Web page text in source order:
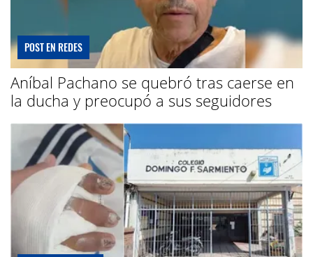
POST EN REDES
Aníbal Pachano se quebró tras caerse en
la ducha y preocupó a sus seguidores